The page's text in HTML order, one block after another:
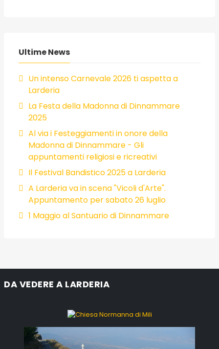
Ultime News
Un intenso Carnevale 2026 ti aspetta a
Larderia
La Festa della Madonna di Dinnammare
2025
Al via i Festeggiamenti in onore della
Madonna di Dinnammare - Gli
appuntamenti religiosi e ricreativi
Il Festival Bandistico 2025 a Larderia
A Larderia va in scena "Vicoli d'Arte".
Appuntamento per sabato 26 luglio
1 Maggio al Santuario di Dinnammare
DA VEDERE A LARDERIA